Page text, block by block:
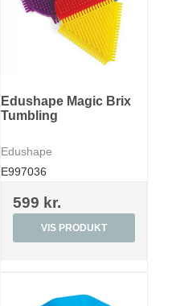
Edushape Magic Brix
Tumbling
Edushape
E997036
599 kr.
VIS PRODUKT